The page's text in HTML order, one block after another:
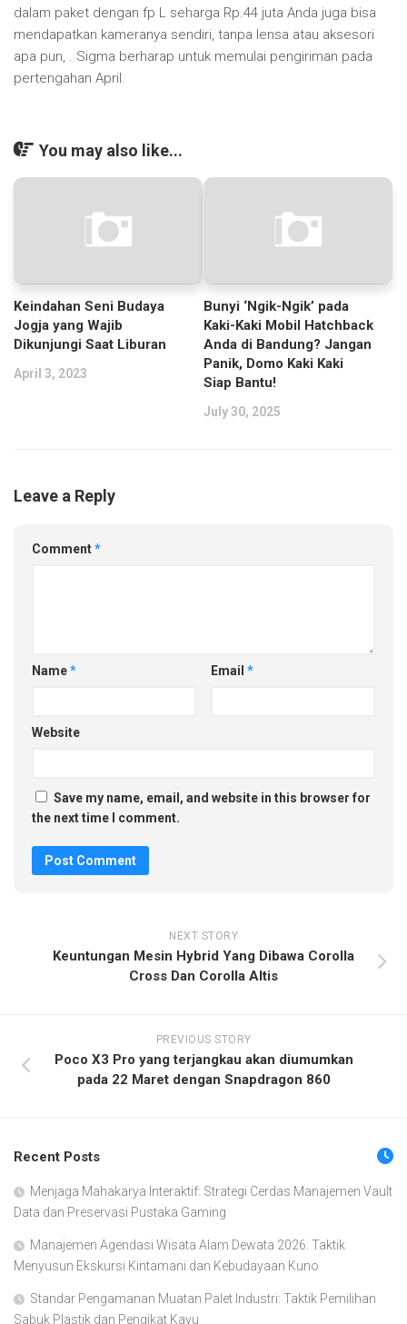
dalam paket dengan fp L seharga Rp.44 juta Anda juga bisa
mendapatkan kameranya sendiri, tanpa lensa atau aksesori
apa pun, . Sigma berharap untuk memulai pengiriman pada
pertengahan April.
You may also like...
Keindahan Seni Budaya
Jogja yang Wajib
Dikunjungi Saat Liburan
April 3, 2023
Bunyi ‘Ngik-Ngik’ pada
Kaki-Kaki Mobil Hatchback
Anda di Bandung? Jangan
Panik, Domo Kaki Kaki
Siap Bantu!
July 30, 2025
Leave a Reply
Comment*
Name* Email *
Website
Save my name, email, and website in this browser for
the next time I comment.
NEXT STORY
Keuntungan Mesin Hybrid Yang Dibawa Corolla
Cross Dan Corolla Altis
PREVIOUS STORY
Poco X3 Pro yang terjangkau akan diumumkan
pada 22 Maret dengan Snapdragon 860
Recent Posts
Menjaga Mahakarya Interaktif: Strategi Cerdas Manajemen Vault
Data dan Preservasi Pustaka Gaming
Manajemen Agendasi Wisata Alam Dewata 2026: Taktik
Menyusun Ekskursi Kintamani dan Kebudayaan Kuno
Standar Pengamanan Muatan Palet Industri: Taktik Pemilihan
Sabuk Plastik dan Pengikat Kayu